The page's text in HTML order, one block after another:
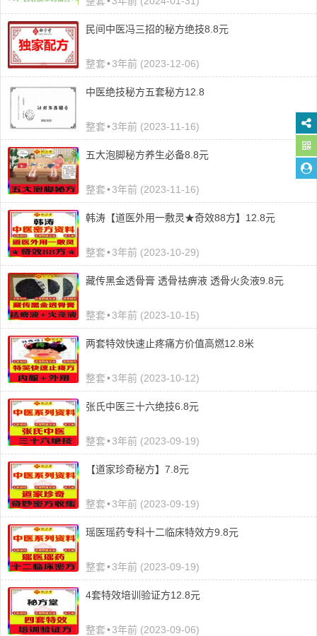
民间中医冯三招的秘方绝技8.8元
整套•3年前 (2023-12-06)
中医绝技秘方五套秘方12.8
整套•3年前 (2023-11-16)
五大泡脚秘方养生必备8.8元
整套•3年前 (2023-11-16)
韩涛【道医外用一敷灵★奇效88方】12.8元
整套•3年前 (2023-10-29)
藏传黑金透骨膏 透骨祛痹液 透骨火灸液9.8元
整套•3年前 (2023-10-15)
两套特效快速止疼痛方价值高燃12.8米
整套•3年前 (2023-10-12)
张氏中医三十六绝技6.8元
整套•3年前 (2023-09-19)
【道家珍奇秘方】7.8元
整套•3年前 (2023-09-19)
瑶医瑶药专科十二临床特效方9.8元
整套•3年前 (2023-09-19)
4套特效培训验证方12.8元
整套•3年前 (2023-09-06)